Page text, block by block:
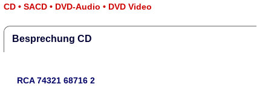
CD • SACD • DVD-Audio • DVD Video
Besprechung CD
RCA 74321 68716 2